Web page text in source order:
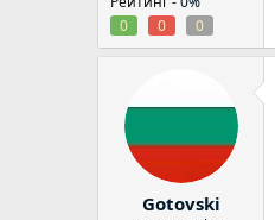
0
0 0
Gotovski